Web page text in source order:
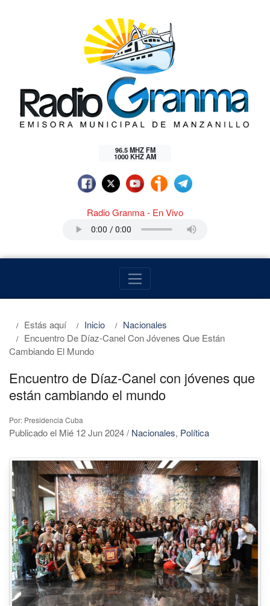
96.5 MHZ FM
1000 KHZ AM
Radio Granma - En Vivo
Estás aquí Inicio
Nacionales
Encuentro De Díaz-Canel Con Jóvenes Que Están
Cambiando El Mundo
Encuentro de Díaz-Canel con jóvenes que
están cambiando el mundo
Por: Presidencia Cuba
Publicado el Mié 12 Jun 2024/ Nacionales, Política